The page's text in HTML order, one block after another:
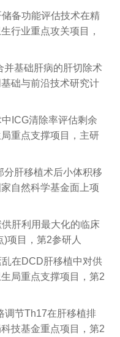
备功能评估技术在精
行业重点攻关项目
，
并基础肝病的肝切除术
础与前沿技术研究计
ICG清除率评估剩余
重点支撑项目，主研
分肝移植术后小体积移
自然科学基金面上项
肝利用最大化的临床
)项目，第2参研人
在DCD肝移植中对供
局重点支撑项目，第2
调节Th17在肝移植排
技基金重点项目，第2